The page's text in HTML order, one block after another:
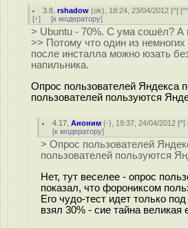
3.8 ,rshadow (ok), 18:24, 23/04/2012 [^] [
[↑] [к модератору]
> Ubuntu - 70%. С ума сошёл? А
>> Потому что один из
после инсталла можно юзать
напильника.
Опрос пользователей Яндекса
пользователей пользуются
4.17 ,Аноним (-), 19:37, 24/04/2012 [^]
[к модератору]
> Опрос пользователей
пользователей пользуются
Нет, тут веселее - опрос
показал, что форониксом
Его чудо-тест идет только
взял 30% - сие тайна великая